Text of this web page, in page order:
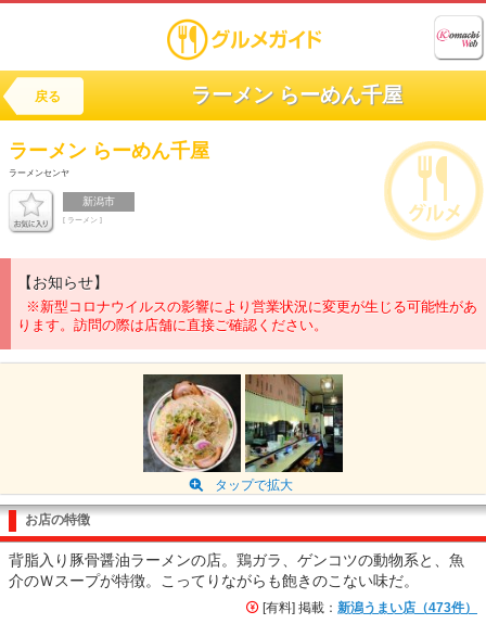
戻る ラーメン らーめん千屋
ラーメン らーめん千屋
ラーメンセンヤ
新潟市
[ ラーメン ]
【お知らせ】
※新型コロナウイルスの影響により営業状況に変更が生じる可能性があ
ります。訪問の際は店舗に直接ご確認ください。
タップで拡大
お店の特徴
背脂入り豚骨醤油ラーメンの店。鶏ガラ、ゲンコツの動物系と、魚
介のＷスープが特徴。こってりながらも飽きのこない味だ。
[有料] 掲載： 新潟うまい店（473件）